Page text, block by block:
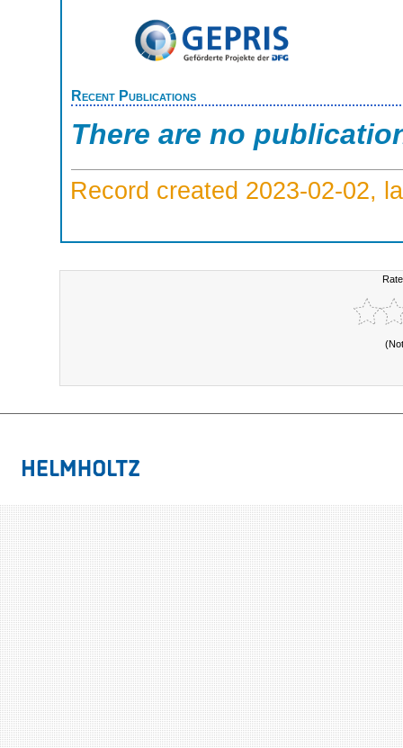
Recent Publications
There are no
Record created 2023-02-02,